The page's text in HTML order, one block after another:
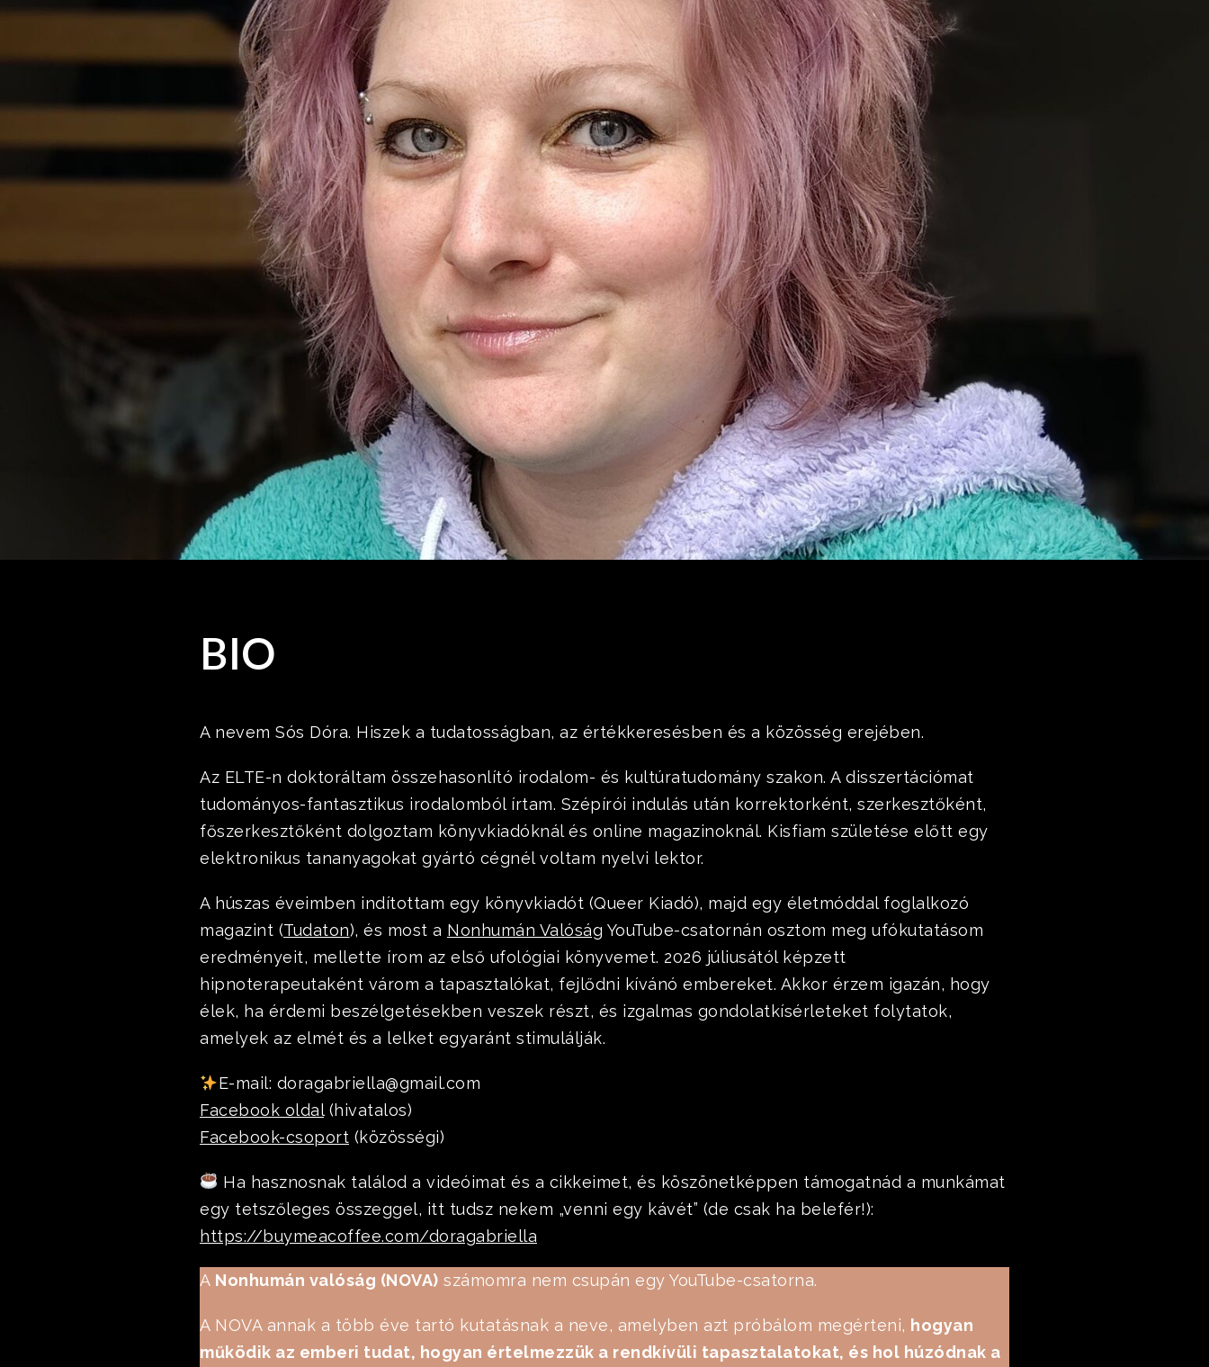
BIO
A nevem Sós Dóra. Hiszek a tudatosságban, az értékkeresésben és a közösség erejében.
Az ELTE-n doktoráltam összehasonlító irodalom- és kultúratudomány szakon. A disszertációmat
tudományos-fantasztikus irodalomból írtam. Szépírói indulás után korrektorként, szerkesztőként,
főszerkesztőként dolgoztam könyvkiadóknál és online magazinoknál. Kisfiam születése előtt egy
elektronikus tananyagokat gyártó cégnél voltam nyelvi lektor.
A húszas éveimben indítottam egy könyvkiadót (Queer Kiadó), majd egy életmóddal foglalkozó
magazint (Tudaton), és most a Nonhumán Valóság YouTube-csatornán osztom meg ufókutatásom
eredményeit, mellette írom az első ufológiai könyvemet. 2026 júliusától képzett
hipnoterapeutaként várom a tapasztalókat, fejlődni kívánó embereket. Akkor érzem igazán, hogy
élek, ha érdemi beszélgetésekben veszek részt, és izgalmas gondolatkísérleteket folytatok,
amelyek az elmét és a lelket egyaránt stimulálják.
E-mail: doragabriella@gmail.com
Facebook oldal(hivatalos)
Facebook-csoport (közösségi)
Ha hasznosnak találod a videóimat és a cikkeimet, és köszönetképpen támogatnád a munkámat
egy tetszőleges összeggel, itt tudsz nekem „venni egy kávét” (de csak ha belefér!):
https://buymeacoffee.com/doragabriella
A Nonhumán valóság (NOVA) számomra nem csupán egy YouTube-csatorna.
A NOVA annak a több éve tartó kutatásnak a neve, amelyben azt próbálom megérteni, hogyan
működik az emberi tudat, hogyan értelmezzük a rendkívüli tapasztalatokat, és hol húzódnak a